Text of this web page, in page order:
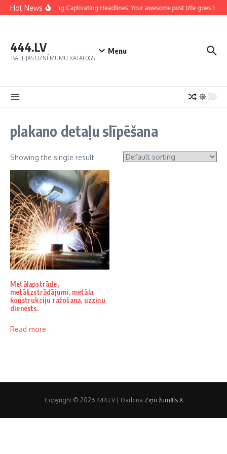
Hot NewsCrafting Captivating Headlines: Your awesome post title goes here
444.LV
BALTIJAS UZŅĒMUMU KATALOGS
Menu
plakano detaļu slīpēšana
Showing the single result
Metālapstrāde,
metālizstrādājumi, metāla
konstrukciju ražošana, uzziņu
dienests.
Read more
Copyright © 2026 444.LV | Darbina Ziņu žurnāls X